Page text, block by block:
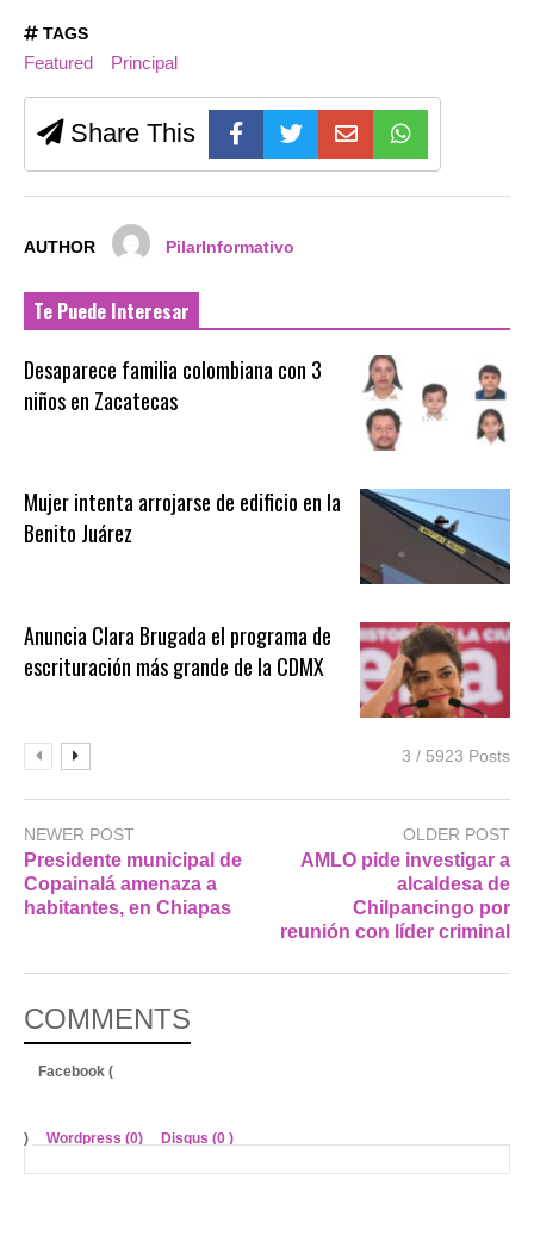
TAGS
Featured Principal
Share This
AUTHOR PilarInformativo
Te Puede Interesar
Desaparece familia colombiana con 3
niños en Zacatecas
Mujer intenta arrojarse de edificio en la
Benito Juárez
Anuncia Clara Brugada el programa de
escrituración más grande de la CDMX
3 / 5923 Posts
NEWER POST
Presidente municipal de
Copainalá amenaza a
habitantes, en Chiapas
OLDER POST
AMLO pide investigar a
alcaldesa de
Chilpancingo por
reunión con líder criminal
COMMENTS
Facebook (
) Wordpress (0) Disqus (0 )